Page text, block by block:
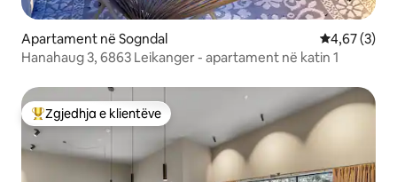
Apartament në Sogndal Vlerësimi
4,67 (3)
Hanahaug 3, 6863 Leikanger - apartament në katin 1
Më të mirat e zgjedhjeve të klientëve
Zgjedhja e klientëve